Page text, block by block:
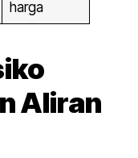
harga
Aliran